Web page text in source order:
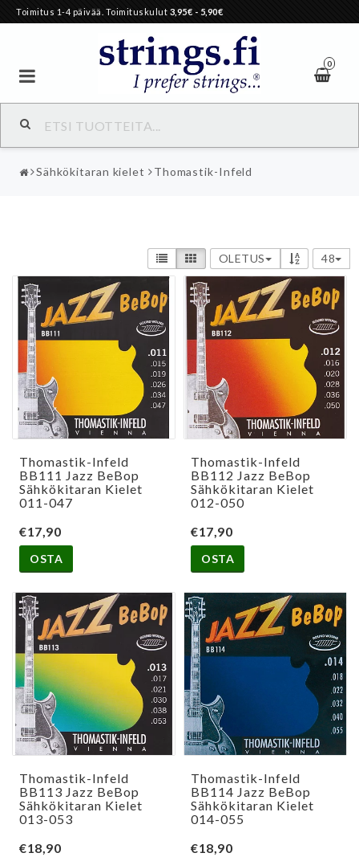
Toimitus 1-4 päivää. Toimituskulut 3,95€ - 5,90€
0
Sähkökitaran kielet Thomastik-Infeld
OLETUS 48
Thomastik-Infeld
BB111 Jazz BeBop
Sähkökitaran Kielet
011-047
€17,90
OSTA
Thomastik-Infeld
BB112 Jazz BeBop
Sähkökitaran Kielet
012-050
€17,90
OSTA
Thomastik-Infeld
BB113 Jazz BeBop
Sähkökitaran Kielet
013-053
€18,90
Thomastik-Infeld
BB114 Jazz BeBop
Sähkökitaran Kielet
014-055
€18,90